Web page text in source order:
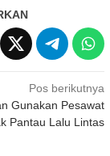
Pos berikutnya
Gunakan Pesawat
Pantau Lalu Lintas